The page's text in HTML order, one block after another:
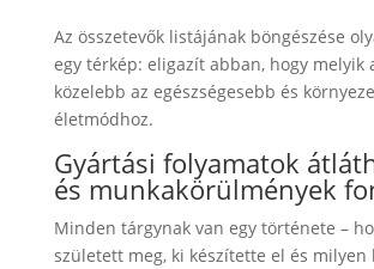
Az összetevők listájának böngészése
egy térkép: eligazít abban, hogy melyik
közelebb az egészségesebb és
életmódhoz.
Gyártási folyamatok
és munkakörülmények
Minden tárgynak van egy története –
született meg, ki készítette el és milyen